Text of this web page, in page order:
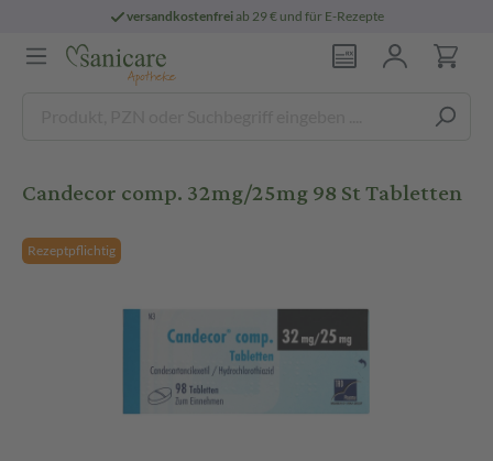
versandkostenfreiab 29 € und für E-Rezepte
Candecor comp. 32mg/25mg 98 St Tabletten
Rezeptpflichtig